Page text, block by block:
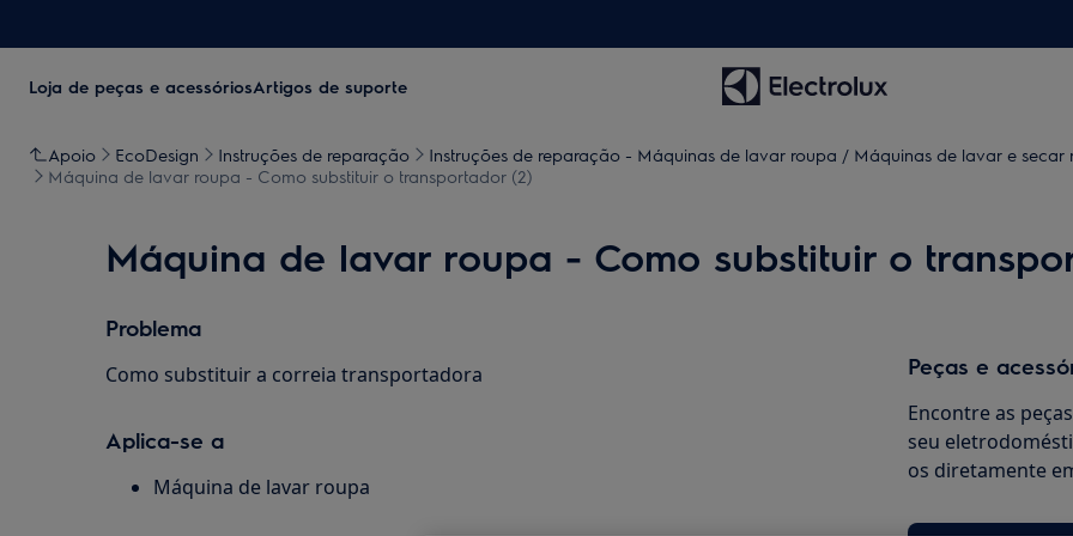
Loja de peças e acessóriosArtigos de suporte
Apoio EcoDesign Instruções de reparação
Instruções de reparação - Máquinas de lavar roupa / Máquinas de lavar e secar
Máquina de lavar roupa - Como substituir o transportador (2)
Máquina de lavar roupa - Como substituir o
Problema
Como substituir a correia transportadora
Aplica-se a
Máquina de lavar roupa
Peças e
Encontre as
seu
os diretamente